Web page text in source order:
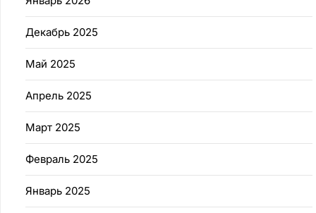
Декабрь 2025
Май 2025
Апрель 2025
Март 2025
Февраль 2025
Январь 2025